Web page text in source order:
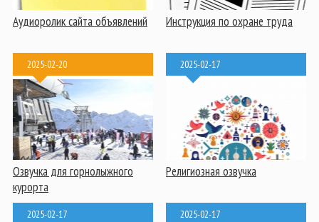
Аудиоролик сайта объявлений Инструкция по охране труда
2025-02-20
Озвучка для горнолыжного
курорта
2025-02-17
Религиозная озвучка
2025-02-17 2025-02-17